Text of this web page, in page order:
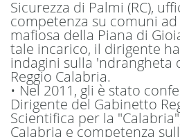
Sicurezza di Palmi (RC),
competenza su comuni
mafiosa della Piana di
tale incarico, il dirigente ha
indagini sulla 'ndrangheta
Reggio Calabria.
• Nel 2011, gli è stato
Dirigente del Gabinetto
Scientifica per la
Calabria e competenza